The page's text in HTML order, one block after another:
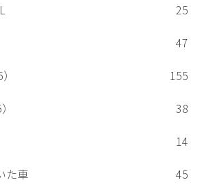
25
47
155
38
14
た車
45